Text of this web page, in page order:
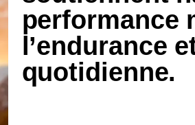
performance
l’endurance
quotidienne.